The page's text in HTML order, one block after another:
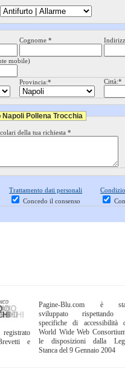
Cognome *
mobile)
Provincia:* Città:*
Pollena Trocchia
della tua richiesta *
Trattamento dati personali
Concedo il consenso
registrato
e
Pagine-Blu.com è
sviluppato rispettando
specifiche di accessibilità
World Wide Web
le disposizioni dalla
Stanca del 9 Gennaio 2004